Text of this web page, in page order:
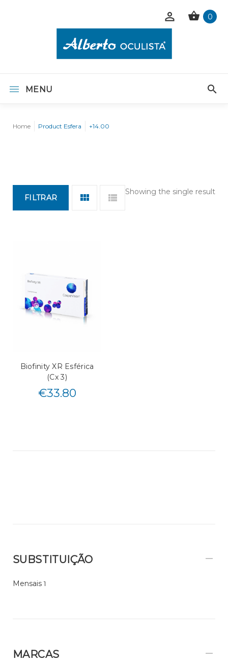
0
MENU
Home Product Esfera +14.00
Showing the single result
FILTRAR
Biofinity XR Esférica
(Cx 3)
€33.80
SUBSTITUIÇÃO
Mensais 1
MARCAS